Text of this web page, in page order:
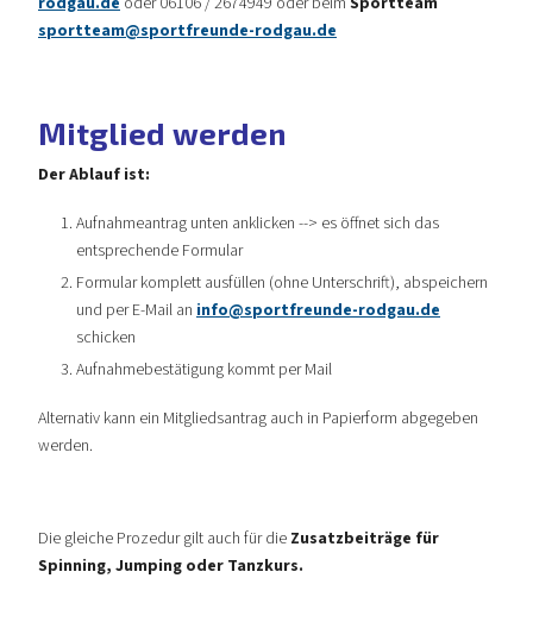
sportteam@sportfreunde-rodgau.de
Mitglied werden
Der Ablauf ist:
Aufnahmeantrag unten anklicken --> es öffnet sich das
entsprechende Formular
Formular komplett ausfüllen (ohne Unterschrift), abspeichern
und per E-Mail an info@sportfreunde-rodgau.de
schicken
Aufnahmebestätigung kommt per Mail
Alternativ kann ein Mitgliedsantrag auch in Papierform abgegeben
werden.
Die gleiche Prozedur gilt auch für die Zusatzbeiträge für
Spinning, Jumping oder Tanzkurs.